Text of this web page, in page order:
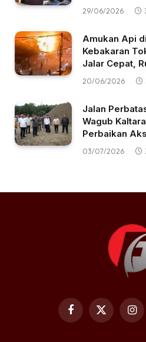
29/06/2026
Amukan Api
Kebakaran
Jalar Cepat,
20/06/2026
Jalan
Wagub
Perbaikan
03/07/2026
Facebook
X